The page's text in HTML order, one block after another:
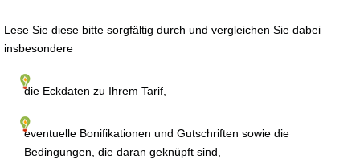
Lese Sie diese bitte sorgfältig durch und vergleichen Sie dabei
insbesondere
die Eckdaten zu Ihrem Tarif,
eventuelle Bonifikationen und Gutschriften sowie die
Bedingungen, die daran geknüpft sind,